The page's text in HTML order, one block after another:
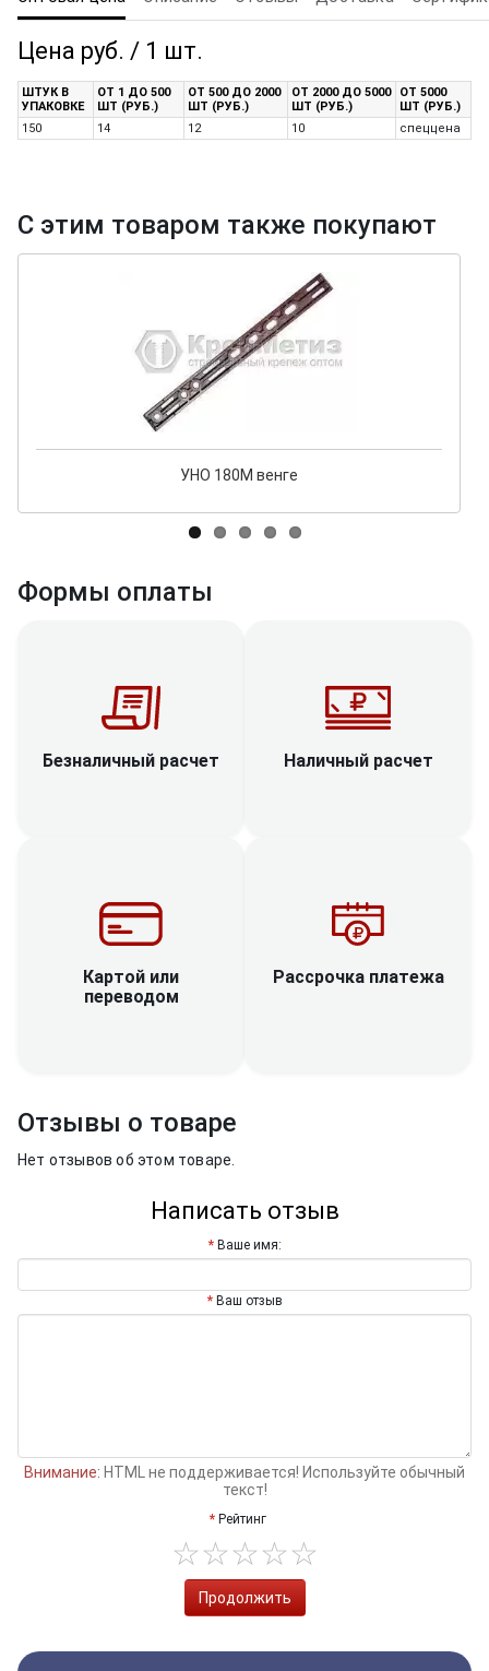
Цена руб. / 1 шт.
ШТУК В
УПАКОВКЕ
ОТ 1 ДО 500
ШТ (РУБ.)
ОТ 500 ДО 2000
ШТ (РУБ.)
ОТ 2000 ДО 5000
ШТ (РУБ.)
ОТ 5000
ШТ (РУБ.)
150
14 12 10 спеццена
С этим товаром также покупают
УНО 180М венге
Формы оплаты
Безналичный расчет Наличный расчет
Картой или
переводом
Рассрочка платежа
Отзывы о товаре
Нет отзывов об этом товаре.
Написать отзыв
Ваше имя:
Ваш отзыв
Внимание: HTML не поддерживается! Используйте обычный
текст!
Рейтинг
Продолжить